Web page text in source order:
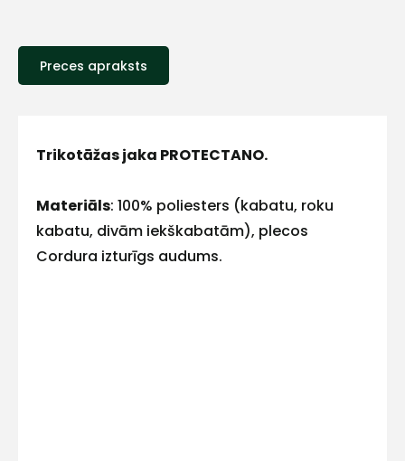
Preces apraksts
Trikotāžas jaka PROTECTANO.
Materiāls: 100% poliesters (kabatu, roku
kabatu, divām iekškabatām), plecos
Cordura izturīgs audums.
E-pasts